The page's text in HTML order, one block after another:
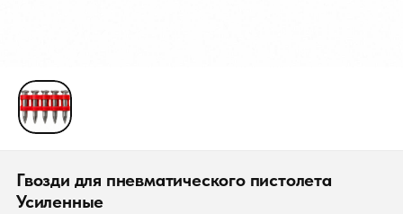
Гвозди для пневматического пистолета
Усиленные